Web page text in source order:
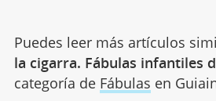
Puedes leer más artículos
la cigarra. Fábulas infantiles
categoría de Fábulas en